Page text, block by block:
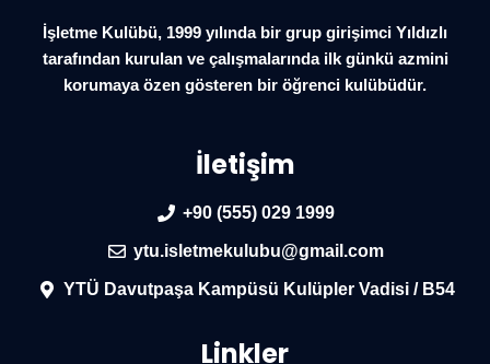
İşletme Kulübü, 1999 yılında bir grup girişimci Yıldızlı
tarafından kurulan ve çalışmalarında ilk günkü azmini
korumaya özen gösteren bir öğrenci kulübüdür.
İletişim
+90 (555) 029 1999
ytu.isletmekulubu@gmail.com
YTÜ Davutpaşa Kampüsü Kulüpler Vadisi / B54
Linkler